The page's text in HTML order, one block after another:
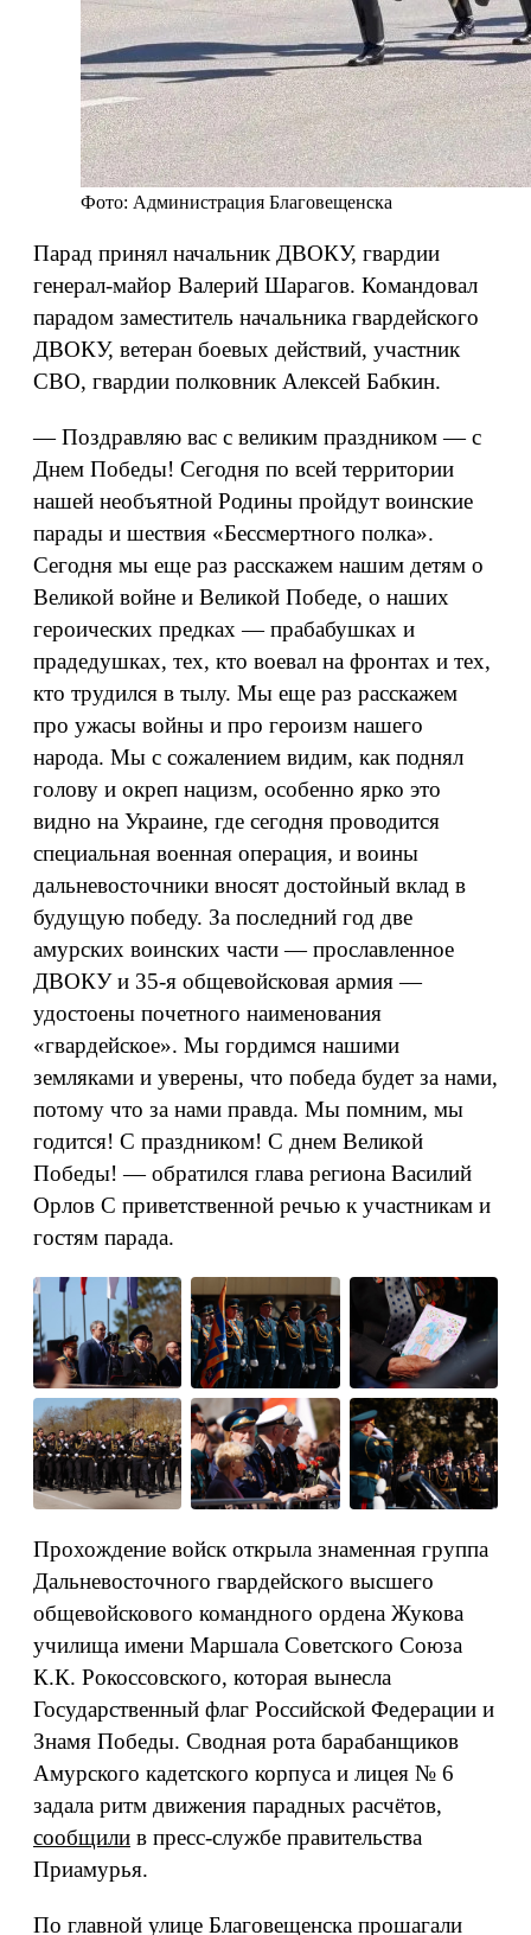
Фото: Администрация Благовещенска
Парад принял начальник ДВОКУ, гвардии
генерал-майор Валерий Шарагов. Командовал
парадом заместитель начальника гвардейского
ДВОКУ, ветеран боевых действий, участник
СВО, гвардии полковник Алексей Бабкин.
— Поздравляю вас с великим праздником — с
Днем Победы! Сегодня по всей территории
нашей необъятной Родины пройдут воинские
парады и шествия «Бессмертного полка».
Сегодня мы еще раз расскажем нашим детям о
Великой войне и Великой Победе, о наших
героических предках — прабабушках и
прадедушках, тех, кто воевал на фронтах и тех,
кто трудился в тылу. Мы еще раз расскажем
про ужасы войны и про героизм нашего
народа. Мы с сожалением видим, как поднял
голову и окреп нацизм, особенно ярко это
видно на Украине, где сегодня проводится
специальная военная операция, и воины
дальневосточники вносят достойный вклад в
будущую победу. За последний год две
амурских воинских части — прославленное
ДВОКУ и 35-я общевойсковая армия —
удостоены почетного наименования
«гвардейское». Мы гордимся нашими
земляками и уверены, что победа будет за нами,
потому что за нами правда. Мы помним, мы
годится! С праздником! С днем Великой
Победы! — обратился глава региона Василий
Орлов С приветственной речью к участникам и
гостям парада.
Прохождение войск открыла знаменная группа
Дальневосточного гвардейского высшего
общевойскового командного ордена Жукова
училища имени Маршала Советского Союза
К.К. Рокоссовского, которая вынесла
Государственный флаг Российской Федерации и
Знамя Победы. Сводная рота барабанщиков
Амурского кадетского корпуса и лицея № 6
задала ритм движения парадных расчётов,
сообщили в пресс-службе правительства
Приамурья.
По главной улице Благовещенска прошагали